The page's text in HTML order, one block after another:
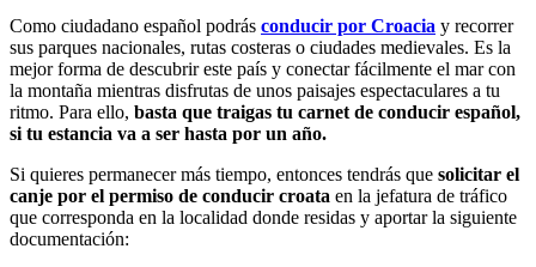
Como ciudadano español podrás conducir por Croacia y recorrer
sus parques nacionales, rutas costeras o ciudades medievales. Es la
mejor forma de descubrir este país y conectar fácilmente el mar con
la montaña mientras disfrutas de unos paisajes espectaculares a tu
ritmo. Para ello, basta que traigas tu carnet de conducir español,
si tu estancia va a ser hasta por un año.
Si quieres permanecer más tiempo, entonces tendrás que solicitar el
canje por el permiso de conducir croata en la jefatura de tráfico
que corresponda en la localidad donde residas y aportar la siguiente
documentación: